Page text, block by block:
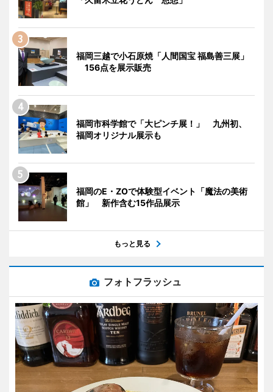
福岡三越で小石原焼「人間国宝 福島善三展」
156点を展示販売
福岡市科学館で「大ピンチ展！」 九州初、
福岡オリジナル展示も
福岡のE・ZOで体験型イベント「魔法の美術
館」 新作含む15作品展示
もっと見る
フォトフラッシュ